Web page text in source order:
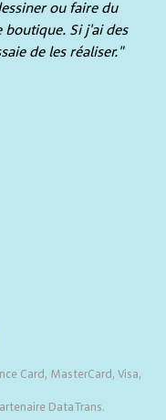
ou faire du
boutique. Si j'ai des
de les réaliser."
Card, MasterCard, Visa,
DataTrans.